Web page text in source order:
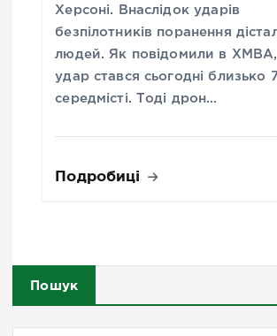
Херсоні. Внаслідок ударів
безпілотників поранення
людей. Як повідомили в
удар стався сьогодні близько
середмісті. Тоді дрон…
Подробиці
Пошук